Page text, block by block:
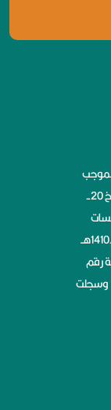
بموجب
خطاب وزارة الشؤون الإجتماعية رقم 6-72218-ش وتاريخ 20-
الخيرية الصادرة بقرار مجلس الوزراء رقم 107وتاريخ 25-6-1410هــ
رقم
وسجلت